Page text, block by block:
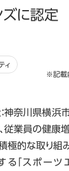
に認定
ィ
※記載
神奈川県横浜
従業員の健康
極的な取り組
る「スポーツ